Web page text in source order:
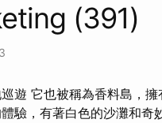
(391)
遊 它也被稱為香料島，
驗，有著白色的沙灘和奇